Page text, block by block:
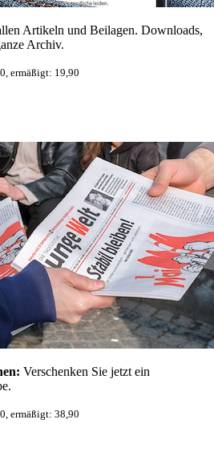
Artikeln und Beilagen. Downloads,
Archiv.
ermäßigt: 19,90
Verschenken Sie jetzt ein
ermäßigt: 38,90